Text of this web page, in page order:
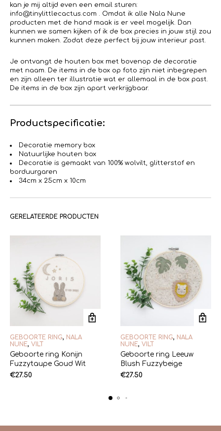
kan je mij altijd even een email sturen:
info@tinylittlecactus.com . Omdat ik alle Nala Nune
producten met de hand maak is er veel mogelijk. Dan
kunnen we samen kijken of ik de box precies in jouw stijl zou
kunnen maken. Zodat deze perfect bij jouw interieur past.
Je ontvangt de houten box met bovenop de decoratie
met naam. De items in de box op foto zijn niet inbegrepen
en zijn alleen ter illustratie wat er allemaal in de box past.
De items in de box zijn apart verkrijgbaar.
Productspecificatie:
Decoratie memory box
Natuurlijke houten box
Decoratie is gemaakt van 100% wolvilt, glitterstof en
borduurgaren
34cm x 25cm x 10cm
GERELATEERDE PRODUCTEN
GEBOORTE RING, NALA
NUNE, VILT
Geboorte ring Konijn
Fuzzytaupe Goud Wit
€27.50
GEBOORTE RING, NALA
NUNE, VILT
Geboorte ring Leeuw
Blush Fuzzybeige
€27.50